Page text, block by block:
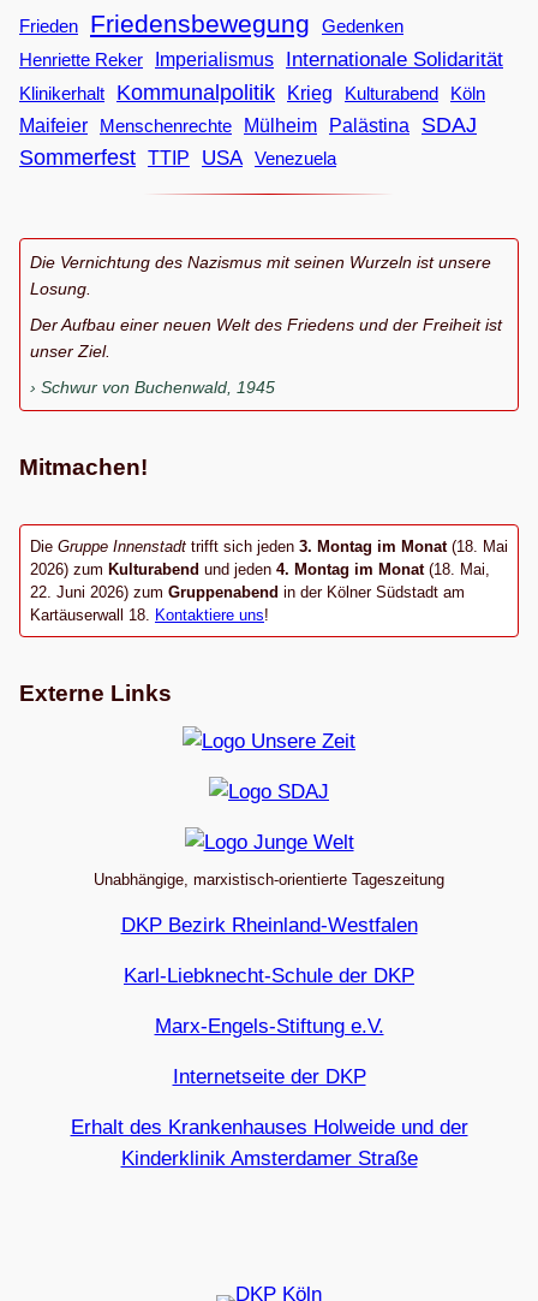
Frieden
Friedensbewegung
Gedenken
Henriette Reker
Imperialismus Internationale Solidarität
Klinikerhalt Kommunalpolitik Krieg Kulturabend
Köln
Maifeier
Menschenrechte Mülheim Palästina
SDAJ
Sommerfest TTIP USA Venezuela
Die Vernichtung des Nazismus mit seinen Wurzeln ist unsere
Losung.
Der Aufbau einer neuen Welt des Friedens und der Freiheit ist
unser Ziel.
Schwur von Buchenwald, 1945
Mitmachen!
Die Gruppe Innenstadt trifft sich jeden 3. Montag im Monat (18. Mai
2026) zum Kulturabend und jeden 4. Montag im Monat(18. Mai,
22. Juni 2026) zum Gruppenabend in der Kölner Südstadt am
Kartäuserwall 18. Kontaktiere uns!
Externe Links
Unabhängige, marxistisch-orientierte Tageszeitung
DKP Bezirk Rheinland-Westfalen
Karl-Liebknecht-Schule der DKP
Marx-Engels-Stiftung e.V.
Internetseite der DKP
Erhalt des Krankenhauses Holweide und der
Kinderklinik Amsterdamer Straße